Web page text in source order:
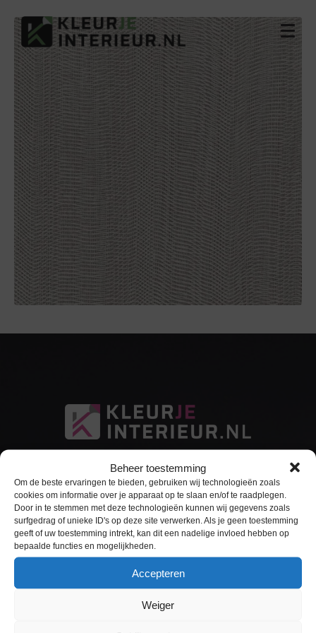
Beheer toestemming
Om de beste ervaringen te bieden, gebruiken wij technologieën zoals
cookies om informatie over je apparaat op te slaan en/of te raadplegen.
Door in te stemmen met deze technologieën kunnen wij gegevens zoals
surfgedrag of unieke ID's op deze site verwerken. Als je geen toestemming
geeft of uw toestemming intrekt, kan dit een nadelige invloed hebben op
bepaalde functies en mogelijkheden.
Accepteren
Weiger
Sitemap
Home
Interieurfolie